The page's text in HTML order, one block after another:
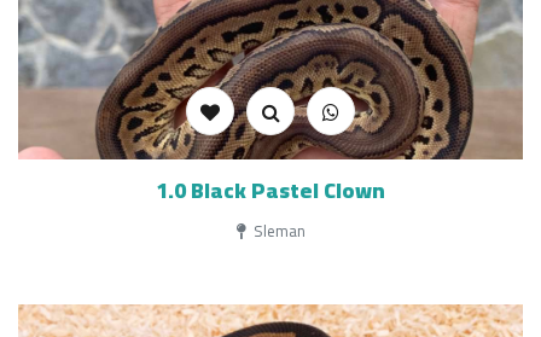
1.0 Black Pastel Clown
Sleman